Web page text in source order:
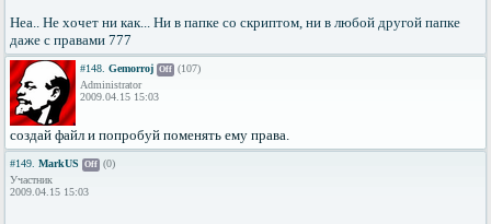
Неа.. Не хочет ни как... Ни в папке со скриптом, ни в любой другой папке
даже с правами 777
#148. Gemorroj Off (107)
Administrator
2009.04.15 15:03
создай файл и попробуй поменять ему права.
#149. MarkUS Off (0)
Участник
2009.04.15 15:03